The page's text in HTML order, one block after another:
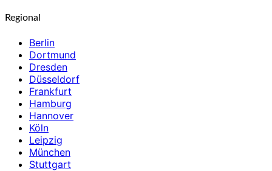
Regional
Berlin
Dortmund
Dresden
Düsseldorf
Frankfurt
Hamburg
Hannover
Köln
Leipzig
München
Stuttgart